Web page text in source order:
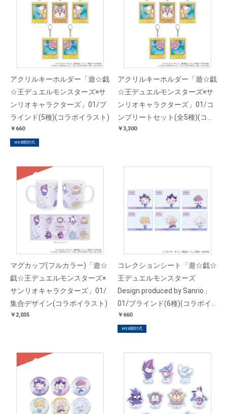
アクリルキーホルダー「遊☆戯
☆王デュエルモンスターズ×サ
ンリオキャラクターズ」01/ブ
ラインド(5種)(コラボイラスト)
￥660
WEB開封式
アクリルキーホルダー「遊☆戯
☆王デュエルモンスターズ×サ
ンリオキャラクターズ」01/コ
ンプリートセット(全5種)(コラ
ボイラスト)
￥3,300
SOLD
マグカップ(フルカラー)「遊☆
戯☆王デュエルモンスターズ×
サンリオキャラクターズ」01/
集合デザイン(コラボイラスト)
￥2,035
コレクションシート「遊☆戯☆
王デュエルモンスターズ
Design produced by Sanrio」
01/ブラインド(6種)(コラボイ
ラスト)
￥660
WEB開封式
SOLD